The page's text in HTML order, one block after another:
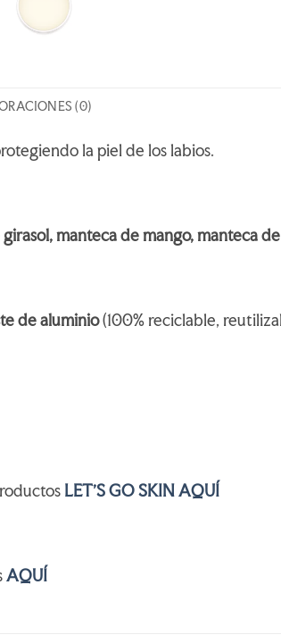
(0)
la piel de los labios.
manteca de mango, manteca
de aluminio(100% reciclable,
LET’S GO SKIN AQUÍ
AQUÍ